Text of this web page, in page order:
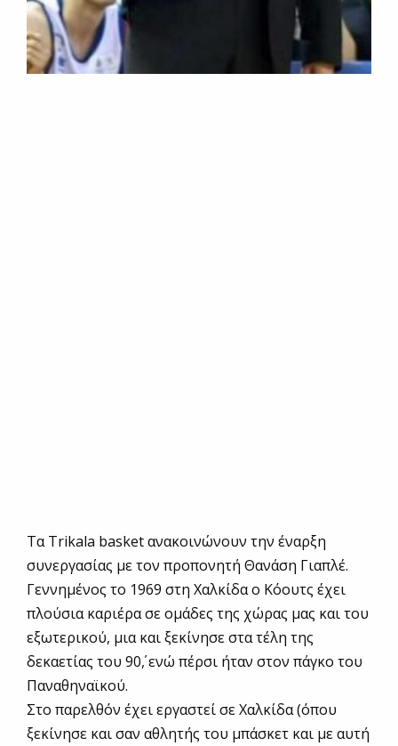
Τα Trikala basket ανακοινώνουν την έναρξη
συνεργασίας με τον προπονητή Θανάση Γιαπλέ.
Γεννημένος το 1969 στη Χαλκίδα ο Κόουτς έχει
πλούσια καριέρα σε ομάδες της χώρας μας και του
εξωτερικού, μια και ξεκίνησε στα τέλη της
δεκαετίας του 90΄, ενώ πέρσι ήταν στον πάγκο του
Παναθηναϊκού.
Στο παρελθόν έχει εργαστεί σε Χαλκίδα (όπου
ξεκίνησε και σαν αθλητής του μπάσκετ και με αυτή